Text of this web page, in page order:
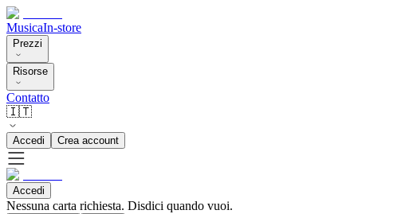
MusicaIn-store
Prezzi
Risorse
Contatto
🇮🇹
Accedi Crea account
Accedi
Nessuna carta richiesta. Disdici quando vuoi.